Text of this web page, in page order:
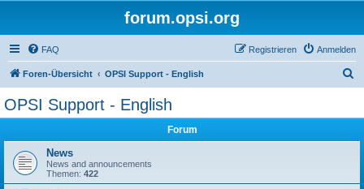
forum.opsi.org
FAQ Anmelden
Registrieren
Foren-Übersicht OPSI Support - English
OPSI Support - English
Forum
News
News and announcements
Themen: 422